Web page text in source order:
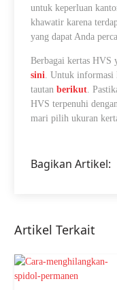
untuk keperluan
khawatir karena
yang dapat Anda
Berbagai kertas HVS
sini. Untuk informasi
tautanberikut.
HVS terpenuhi
mari pilihukuran
Bagikan Artikel:
Artikel Terkait